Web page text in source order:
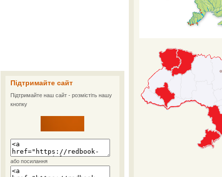
Підтримайте сайт
Підтримайте наш сайт - розмістіть нашу
кнопку
або посилання